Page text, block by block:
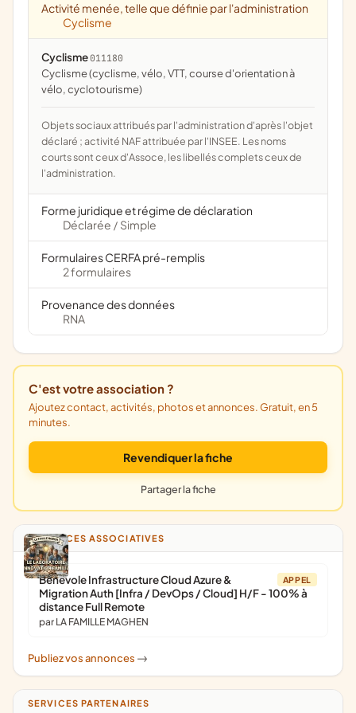
Activité menée, telle que définie par l'administration
Cyclisme
Cyclisme 011180
Cyclisme (cyclisme, vélo, VTT, course d'orientation à
vélo, cyclotourisme)
Objets sociaux attribués par l'administration d'après l'objet
déclaré ; activité NAF attribuée par l'INSEE. Les noms
courts sont ceux d'Assoce, les libellés complets ceux de
l'administration.
Forme juridique et régime de déclaration
Déclarée / Simple
Formulaires CERFA pré-remplis
2 formulaires
Provenance des données
RNA
C'est votre association ?
Ajoutez contact, activités, photos et annonces. Gratuit, en 5
minutes.
Revendiquer la fiche
Partager la fiche
ANNONCES ASSOCIATIVES
APPEL
Bénévole Infrastructure Cloud Azure &
Migration Auth [Infra / DevOps / Cloud] H/F - 100% à
distance Full Remote
par LA FAMILLE MAGHEN
Publiez vos annonces ->
SERVICES PARTENAIRES